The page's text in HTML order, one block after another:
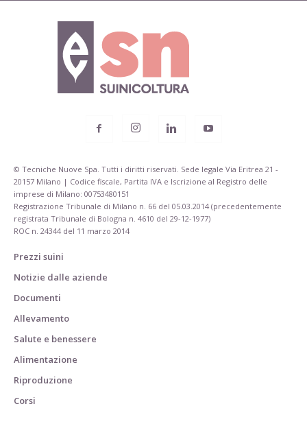
© Tecniche Nuove Spa. Tutti i diritti riservati. Sede legale Via Eritrea 21 -
20157 Milano | Codice fiscale, Partita IVA e Iscrizione al Registro delle
imprese di Milano: 00753480151
Registrazione Tribunale di Milano n. 66 del 05.03.2014 (precedentemente
registrata Tribunale di Bologna n. 4610 del 29-12-1977)
ROC n. 24344 del 11 marzo 2014
Prezzi suini
Notizie dalle aziende
Documenti
Allevamento
Salute e benessere
Alimentazione
Riproduzione
Corsi